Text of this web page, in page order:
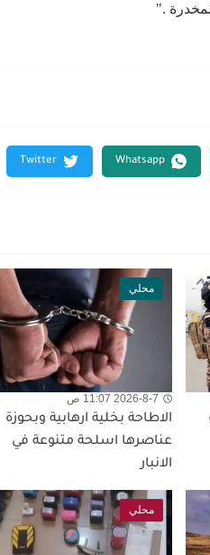
."
محلي
2026-8-7 11:07 ص
الاطاحة بخلية ارهابية وبحوزة
عناصرها اسلحة متنوعة في
الانبار
محلي